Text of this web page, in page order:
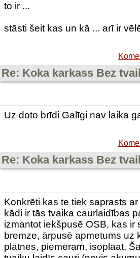
to ir ...
stāsti šeit kas un kā ... arī ir
Re: Koka karkass Bez
Uz doto brīdi Galīgi nav laika
Re: Koka karkass Bez
Konkrēti kas te tiek saprasts
kādi ir tās tvaika caurlaidības
izmantot iekšpusē OSB, kas ir
bremze, ārpusē apmetums uz
plātnes, piemēram, isoplaat.